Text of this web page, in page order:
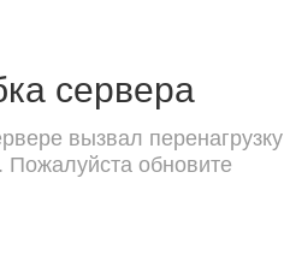
сервера
вызвал перенагрузку
обновите